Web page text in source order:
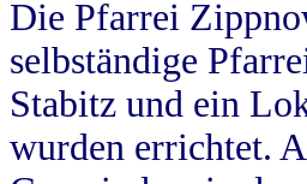
Die Pfarrei
selbständige
Stabitz und ein
wurden errichtet.